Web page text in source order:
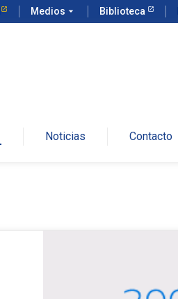
Medios arrow_drop_down Biblioteca
Noticias Contacto